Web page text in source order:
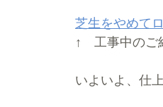
芝生をやめて
↑　工事中の
いよいよ、仕